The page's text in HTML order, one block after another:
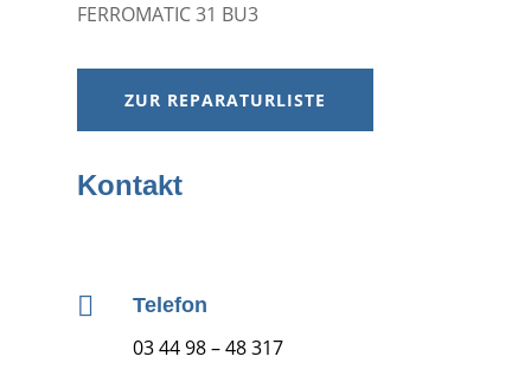
FERROMATIC 31 BU3
ZUR REPARATURLISTE
Kontakt
 Telefon
03 44 98 – 48 317